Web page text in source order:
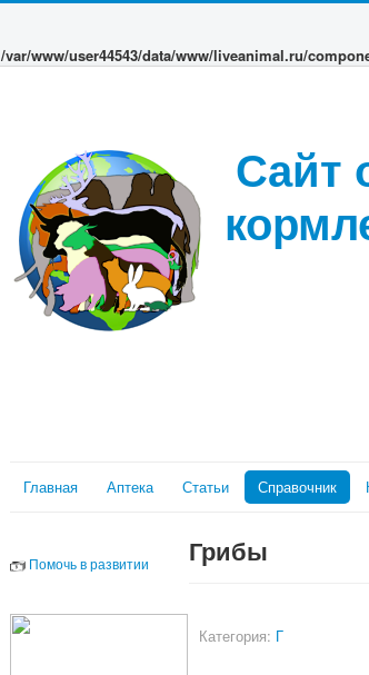
/var/www/user44543/data/www/liveanimal.ru/
Сайт
Главная Аптека Статьи Справочник
Помочь в развитии Грибы
Категория: Г